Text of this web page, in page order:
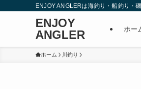
ENJOY ANGLERは海釣り・船釣り・
ENJOY
ANGLER
ホー
ホーム 川釣り